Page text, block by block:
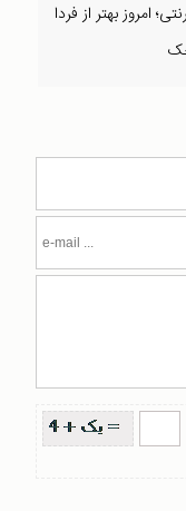
امروز بهتر از فردا